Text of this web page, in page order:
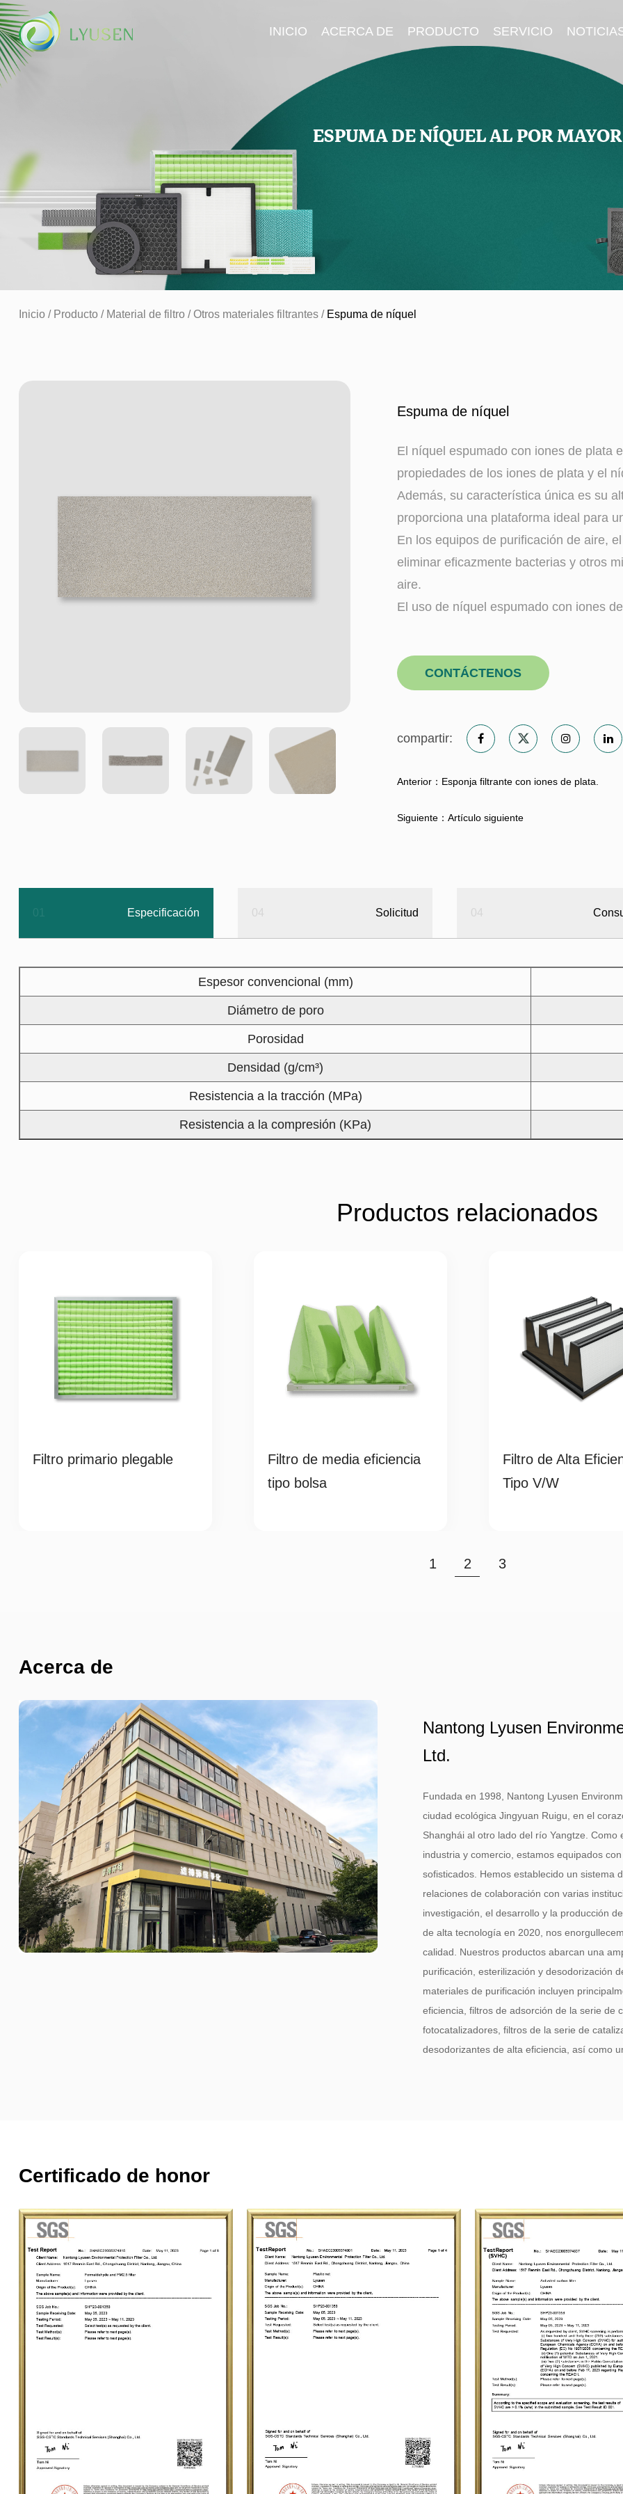
INICIO ACERCA DE PRODUCTO SERVICIO
ESPUMA DE NÍQUEL AL POR MAYOR
Inicio / Producto / Material de filtro /Otros materiales filtrantes / Espuma de níquel
Espuma de níquel
El níquel espumado con iones de plata
propiedades de los iones de plata y el
Además, su característica única es su
proporciona una plataforma ideal para
En los equipos de purificación de aire,
eliminar eficazmente bacterias y otros
aire.
El uso de níquel espumado con iones
CONTÁCTENOS
compartir:
Anterior：Esponja filtrante con iones de plata.
Siguiente：Artículo siguiente
01 Especificación 04 Solicitud 04
Espesor convencional (mm)
Diámetro de poro
Porosidad
Densidad (g/cm³)
Resistencia a la tracción (MPa)
Resistencia a la compresión (KPa)
Productos relacionados
Filtro primario plegable
Filtro de media eficiencia
tipo bolsa
Filtro de Alta
Tipo V/W
1 2 3
Acerca de
Nantong Lyusen
Ltd.
Fundada en 1998, Nantong Lyusen
ciudad ecológica Jingyuan Ruigu, en el
Shanghái al otro lado del río Yangtze.
industria y comercio, estamos equipados
sofisticados. Hemos establecido un sistema
relaciones de colaboración con varias
investigación, el desarrollo y la producción
de alta tecnología en 2020, nos
calidad. Nuestros productos abarcan una
purificación, esterilización y desodorización
materiales de purificación incluyen
eficiencia, filtros de adsorción de la serie de
fotocatalizadores, filtros de la serie de
desodorizantes de alta eficiencia, así como
el elogio de nuestros clientes gracias a
razonables, la entrega rápida y el servicio
bienvenida a los amigos de los mercados
orientación. Esperamos crear un futuro
cómodo y limpio para la humanidad.
Certificado de honor